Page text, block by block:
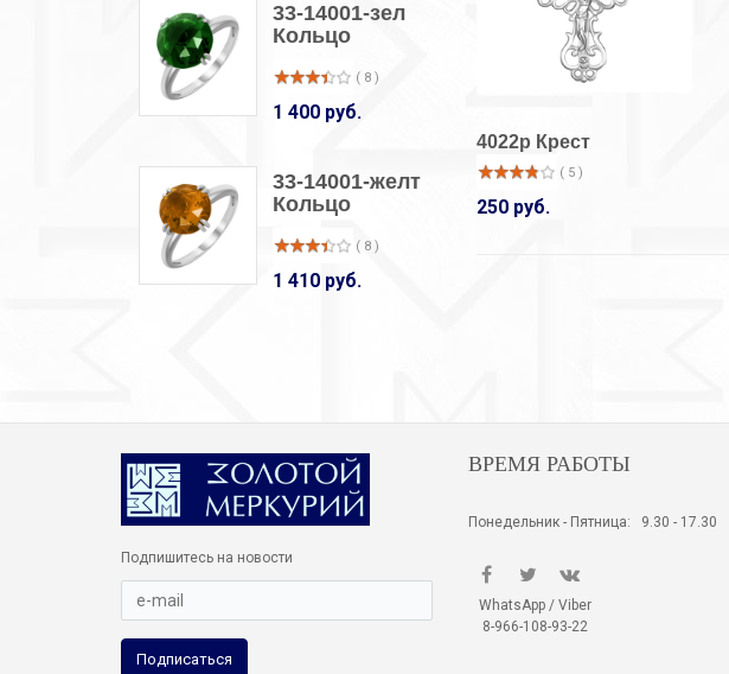
33-14001-зел
Кольцо
( 8 )
1 400 руб.
33-14001-желт
Кольцо
( 8 )
1 410 руб.
33-14002/1
Кольцо
33-14001/1
4022р Крест
( 5 )
250 руб.
Подпишитесь на новости
Подписаться
ВРЕМЯ РАБОТЫ
Понедельник - Пятница: 9.30 - 17.30
WhatsApp / Viber
8-966-108-93-22